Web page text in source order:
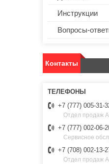
Инструкции
Вопросы-
Контакты
+7 (777) 005-31-
Отдел продаж
+7 (777) 002-06-
Сервисное
+7 (708) 002-13-
Отдел продаж